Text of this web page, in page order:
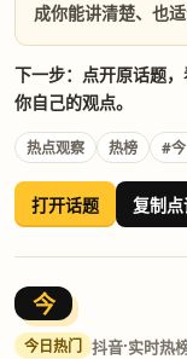
成你能讲清楚、也
下一步：点开原话题
你自己的观点。
热点观察 热榜 #
打开话题 复制
今
今日热门 抖音·实时热